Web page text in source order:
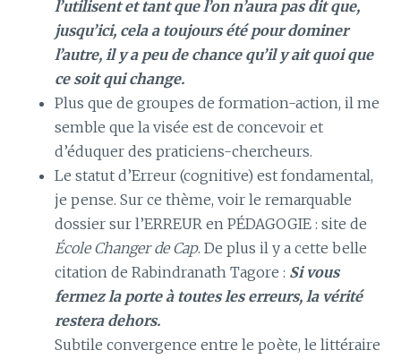
l’utilisent et tant que l’on n’aura pas dit que,
jusqu’ici, cela a toujours été pour dominer
l’autre, il y a peu de chance qu’il y ait quoi que
ce soit qui change.
Plus que de groupes de formation-action, il me
semble que la visée est de concevoir et
d’éduquer des praticiens-chercheurs.
Le statut d’Erreur (cognitive) est fondamental,
je pense. Sur ce thème, voir le remarquable
dossier sur l’ERREUR en PÉDAGOGIE : site de
École Changer de Cap. De plus il y a cette belle
citation de Rabindranath Tagore : Si vous
fermez la porte à toutes les erreurs, la vérité
restera dehors.
Subtile convergence entre le poète, le littéraire